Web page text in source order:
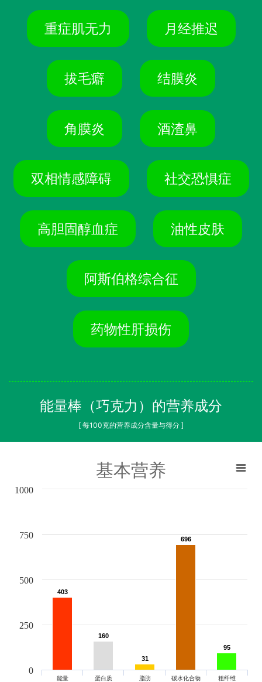
重症肌无力 月经推迟
拔毛癖 结膜炎
角膜炎 酒渣鼻
双相情感障碍 社交恐惧症
高胆固醇血症 油性皮肤
阿斯伯格综合征
药物性肝损伤
能量棒（巧克力）的营养成分
[ 每100克的营养成分含量与得分 ]
基本营养
403
403
160
160
31
31
696
696
95
95
能量 蛋白质 脂肪 碳水化合物 粗纤维
0
250
500
750
1000